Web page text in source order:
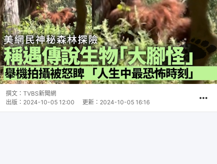
撰文： TVBS新聞網
出版： 2024-10-05 12:00 更新： 2024-10-05 16:16